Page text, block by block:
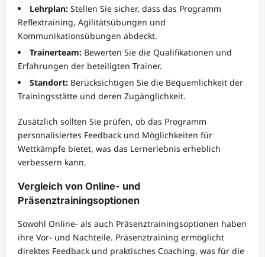
Lehrplan: Stellen Sie sicher, dass das Programm
Reflextraining, Agilitätsübungen und
Kommunikationsübungen abdeckt.
Trainerteam: Bewerten Sie die Qualifikationen und
Erfahrungen der beteiligten Trainer.
Standort: Berücksichtigen Sie die Bequemlichkeit der
Trainingsstätte und deren Zugänglichkeit.
Zusätzlich sollten Sie prüfen, ob das Programm
personalisiertes Feedback und Möglichkeiten für
Wettkämpfe bietet, was das Lernerlebnis erheblich
verbessern kann.
Vergleich von Online- und
Präsenztrainingsoptionen
Sowohl Online- als auch Präsenztrainingsoptionen haben
ihre Vor- und Nachteile. Präsenztraining ermöglicht
direktes Feedback und praktisches Coaching, was für die